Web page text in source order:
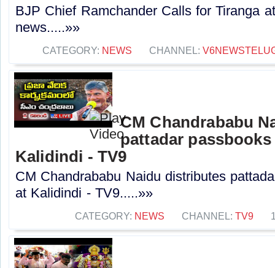
BJP Chief Ramchander Calls for Tiranga
news.....»»
CATEGORY: NEWS CHANNEL:
CM Chandrababu
pattadar
Kalidindi - TV9
CM Chandrababu Naidu distributes
at Kalidindi - TV9.....»»
CATEGORY: NEWS CHANNEL: TV9